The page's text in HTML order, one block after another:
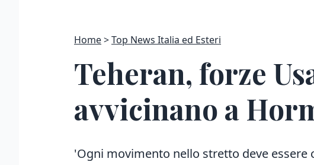
Home Top News Italia ed Esteri
Teheran, forze
avvicinano a
'Ogni movimento nello stretto deve essere